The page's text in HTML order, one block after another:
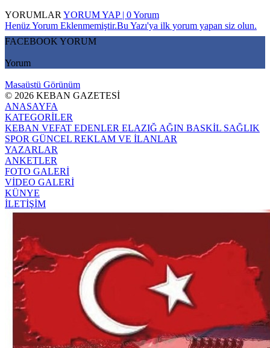
YORUMLAR YORUM YAP | 0 Yorum
Henüz Yorum Eklenmemiştir.Bu Yazı'ya ilk yorum yapan siz olun.
FACEBOOK YORUM
Yorum
Masaüstü Görünüm
© 2026 KEBAN GAZETESİ
ANASAYFA
KATEGORİLER
KEBAN VEFAT EDENLER ELAZIĞ AĞIN BASKİL SAĞLIK
SPOR GÜNCEL REKLAM VE İLANLAR
YAZARLAR
ANKETLER
FOTO GALERİ
VİDEO GALERİ
KÜNYE
İLETİŞİM